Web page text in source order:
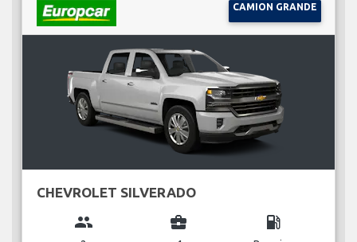
CAMION GRANDE
CHEVROLET SILVERADO
group business_center local_gas_station